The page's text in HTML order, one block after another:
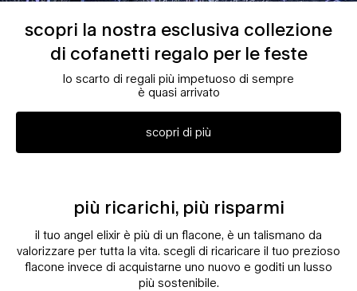
scopri la nostra esclusiva collezione
di cofanetti regalo per le feste
lo scarto di regali più impetuoso di sempre
è quasi arrivato
scopri di più
più ricarichi, più risparmi
il tuo angel elixir è più di un flacone, è un talismano da
valorizzare per tutta la vita. scegli di ricaricare il tuo prezioso
flacone invece di acquistarne uno nuovo e goditi un lusso
più sostenibile.